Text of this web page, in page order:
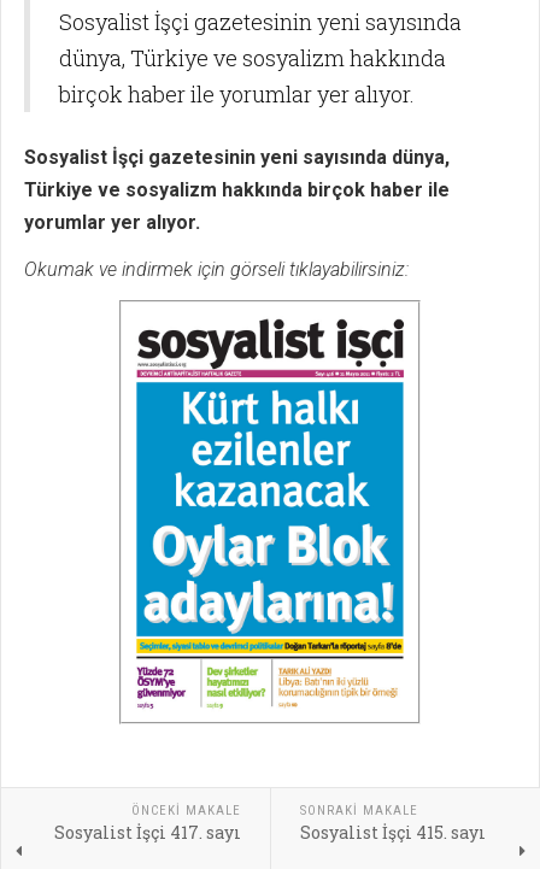
Sosyalist İşçi gazetesinin yeni sayısında
dünya, Türkiye ve sosyalizm hakkında
birçok haber ile yorumlar yer alıyor.
Sosyalist İşçi gazetesinin yeni sayısında dünya,
Türkiye ve sosyalizm hakkında birçok haber ile
yorumlar yer alıyor.
Okumak ve indirmek için görseli tıklayabilirsiniz:
ÖNCEKI MAKALE
Sosyalist İşçi 417. sayı
SONRAKI MAKALE
Sosyalist İşçi 415. sayı